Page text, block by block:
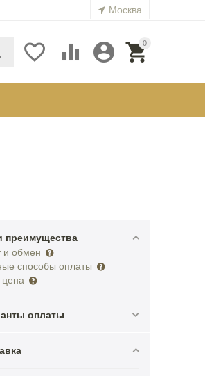
Москва
0


 
преимущества
и обмен
способы оплаты
оплаты